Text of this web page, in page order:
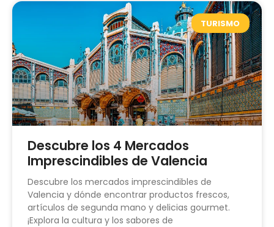
TURISMO
Descubre los 4 Mercados
Imprescindibles de Valencia
Descubre los mercados imprescindibles de
Valencia y dónde encontrar productos frescos,
artículos de segunda mano y delicias gourmet.
¡Explora la cultura y los sabores de